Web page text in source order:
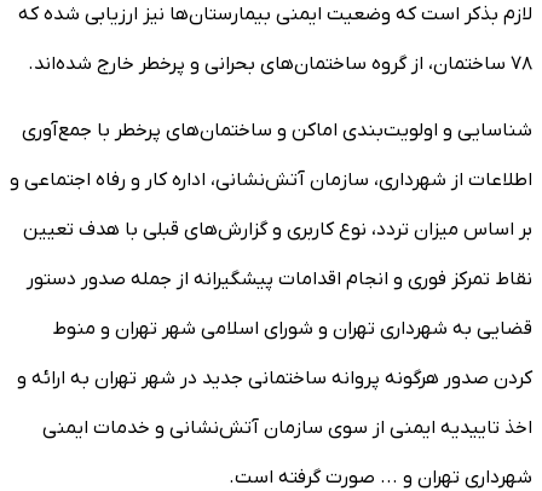
لازم بذکر است که وضعیت ایمنی بیمارستان‌ها نیز ارزیابی شده که
۷۸ ساختمان، از گروه ساختمان‌های بحرانی و پرخطر خارج شده‌اند.
شناسایی و اولویت‌بندی اماکن و ساختمان‌های پرخطر با جمع‌آوری
اطلاعات از شهرداری، سازمان آتش‌نشانی، اداره کار و رفاه اجتماعی و
بر اساس میزان تردد، نوع کاربری و گزارش‌های قبلی با هدف تعیین
نقاط تمرکز فوری و انجام اقدامات پیشگیرانه از جمله صدور دستور
قضایی به شهرداری تهران و شورای اسلامی شهر تهران و منوط
کردن صدور هرگونه پروانه ساختمانی جدید در شهر تهران به ارائه و
اخذ تاییدیه ایمنی از سوی سازمان آتش‌نشانی و خدمات ایمنی
شهرداری تهران و ... صورت گرفته است.